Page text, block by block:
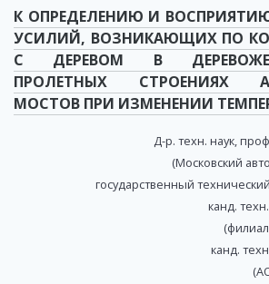
К ОПРЕДЕЛЕНИЮ И
УСИЛИЙ, ВОЗНИКАЮЩИХ ПО
С ДЕРЕВОМ В
ПРОЛЕТНЫХ СТРОЕНИЯХ
МОСТОВ ПРИ ИЗМЕНЕНИИ
Д-р. техн. наук,
(Московский
государственный
канд.
канд.